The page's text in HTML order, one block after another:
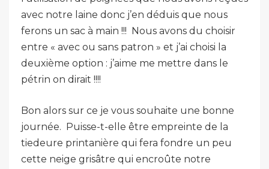
avec notre laine donc j’en déduis que nous
ferons un sac à main !!! Nous avons du choisir
entre « avec ou sans patron » et j’ai choisi la
deuxième option : j’aime me mettre dans le
pétrin on dirait !!!!
Bon alors sur ce je vous souhaite une bonne
journée. Puisse-t-elle être empreinte de la
tiedeure printanière qui fera fondre un peu
cette neige grisâtre qui encroûte notre